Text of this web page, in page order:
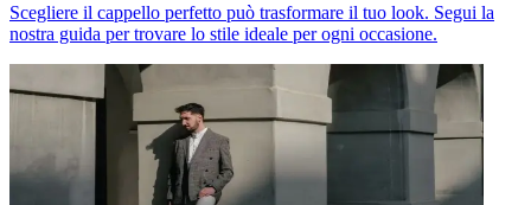
Scegliere il cappello perfetto può trasformare il tuo look. Segui la
nostra guida per trovare lo stile ideale per ogni occasione.